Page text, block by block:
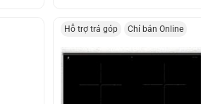
Hỗ trợ trả góp Chỉ bán Online